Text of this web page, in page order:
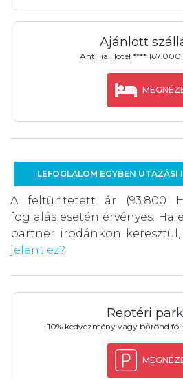
Ajánlott
Antillia Hotel ****
LEFOGLALOM EGYBEN UTAZÁSI
A feltüntetett ár (93.800
foglalás esetén érvényes. Ha
partner irodánkon keresztül,
jelent ez?
Reptéri
10% kedvezmény vagy bőrönd